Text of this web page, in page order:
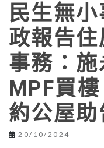
民生無
政報告
事務：施
MPF買
約公屋
20/10/2024